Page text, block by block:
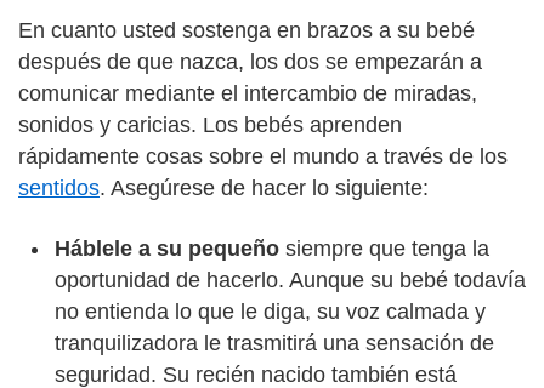
En cuanto usted sostenga en brazos a su bebé
después de que nazca, los dos se empezarán a
comunicar mediante el intercambio de miradas,
sonidos y caricias. Los bebés aprenden
rápidamente cosas sobre el mundo a través de los
sentidos. Asegúrese de hacer lo siguiente:
Háblele a su pequeño siempre que tenga la
oportunidad de hacerlo. Aunque su bebé todavía
no entienda lo que le diga, su voz calmada y
tranquilizadora le trasmitirá una sensación de
seguridad. Su recién nacido también está